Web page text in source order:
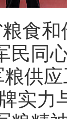
食
民同
供
实